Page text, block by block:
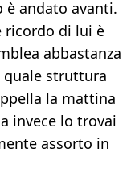
andato avanti.
ricordo di lui è
abbastanza
quale struttura
la mattina
invece lo trovai
assorto in